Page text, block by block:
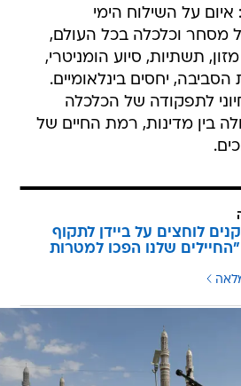
על השילוח הימי
מסחר וכלכלה בכל העולם,
תשתיות, סיוע הומניטרי,
הסביבה, יחסים בינלאומיים.
לתפקודה של הכלכלה
בין מדינות, רמת החיים של
לוחצים על ביידן לתקוף
שלנו הפכו למטרות